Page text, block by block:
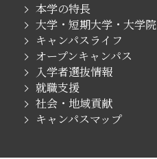
本学の特長
大学・短期大学・大学院
キャンパスライフ
オープンキャンパス
入学者選抜情報
就職支援
社会・地域貢献
キャンパスマップ